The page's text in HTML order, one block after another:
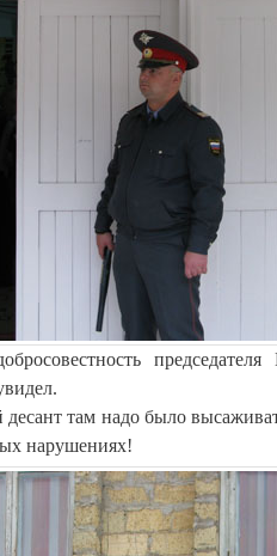
там надо было
нарушениях!